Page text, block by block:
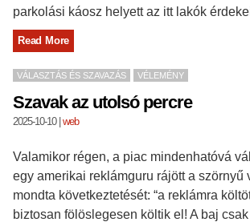
parkolási káosz helyett az itt lakók
Read More
VÁLASZTÁS ÉS SZAVAZÁS VÉLEMÉNY
Szavak az utolsó percre
2025-10-10| web
Valamikor régen, a piac mindenhatóvá
egy amerikai reklámguru rájött a szörnyű
mondta következtetését: “a reklámra
biztosan fölöslegesen költik el! A baj